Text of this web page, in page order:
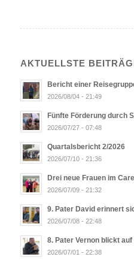
AKTUELLSTE
Bericht einer
2026/08/04 - 21:49
Fünfte Förderung durch
2026/07/27 - 07:48
Quartalsbericht 2/2026
2026/07/10 - 21:36
Drei neue Frauen im
2026/07/09 - 21:32
9. Pater David erinnert
2026/07/08 - 22:48
8. Pater Vernon blickt
2026/07/01 - 22:38